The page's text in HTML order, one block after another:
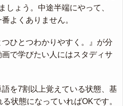
しょう。中途半端にやって、
よくありません。
ひとつわかりやすく。』が分
で学びたい人にはスタディサ
を7割以上覚えている状態、基
状態になっていればOKです。